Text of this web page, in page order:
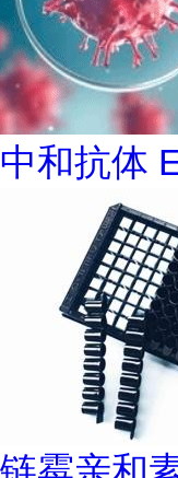
中和抗体